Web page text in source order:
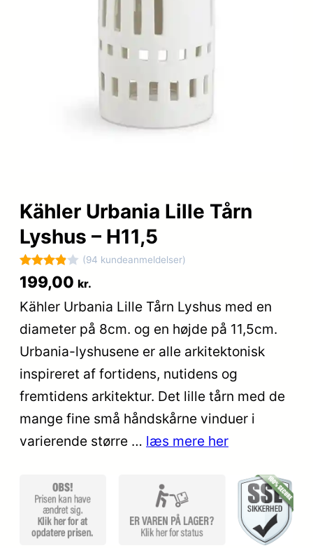
Kähler Urbania Lille Tårn
Lyshus – H11,5
Bedømt
som
ud af 5
baseret
på
94
ømmels
er
(94 kundeanmeldelser)
199,00 kr.
Kähler Urbania Lille Tårn Lyshus med en
diameter på 8cm. og en højde på 11,5cm.
Urbania-lyshusene er alle arkitektonisk
inspireret af fortidens, nutidens og
fremtidens arkitektur. Det lille tårn med de
mange fine små håndskårne vinduer i
varierende større … læs mere her